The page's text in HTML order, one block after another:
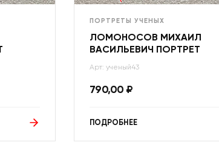
ПОРТРЕТЫ УЧЕНЫХ
ЛОМОНОСОВ МИХАИЛ
ВАСИЛЬЕВИЧ ПОРТРЕТ
Арт: ученый43
790,00 ₽
ПОДРОБНЕЕ